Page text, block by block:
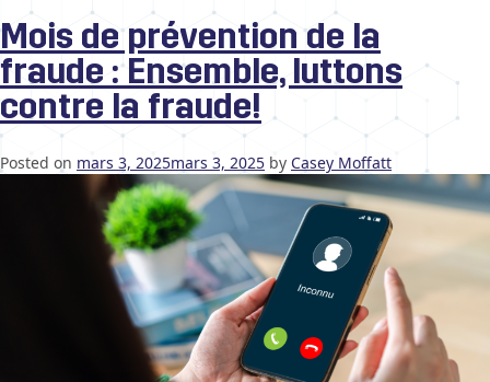
Mois de prévention de la
fraude : Ensemble, luttons
contre la fraude!
Posted on mars 3, 2025mars 3, 2025 by Casey Moffatt